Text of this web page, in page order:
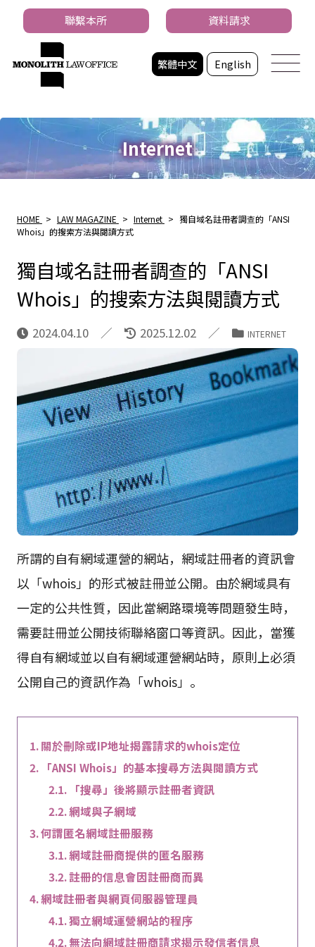
繁體中文 English
聯繫本所 資料請求
Internet
HOME > LAW MAGAZINE > Internet > 獨自域名註冊者調查的「ANSI
Whois」的搜索方法與閱讀方式
獨自域名註冊者調查的「ANSI
Whois」的搜索方法與閱讀方式
2024.04.10 2025.12.02 INTERNET
所謂的自有網域運營的網站，網域註冊者的資訊會
以「whois」的形式被註冊並公開。由於網域具有
一定的公共性質，因此當網路環境等問題發生時，
需要註冊並公開技術聯絡窗口等資訊。因此，當獲
得自有網域並以自有網域運營網站時，原則上必須
公開自己的資訊作為「whois」。
關於刪除或IP地址揭露請求的whois定位
「ANSI Whois」的基本搜尋方法與閱讀方式
「搜尋」後將顯示註冊者資訊
網域與子網域
何謂匿名網域註冊服務
網域註冊商提供的匿名服務
註冊的信息會因註冊商而異
網域註冊者與網頁伺服器管理員
獨立網域運營網站的程序
無法向網域註冊商請求揭示發信者信息